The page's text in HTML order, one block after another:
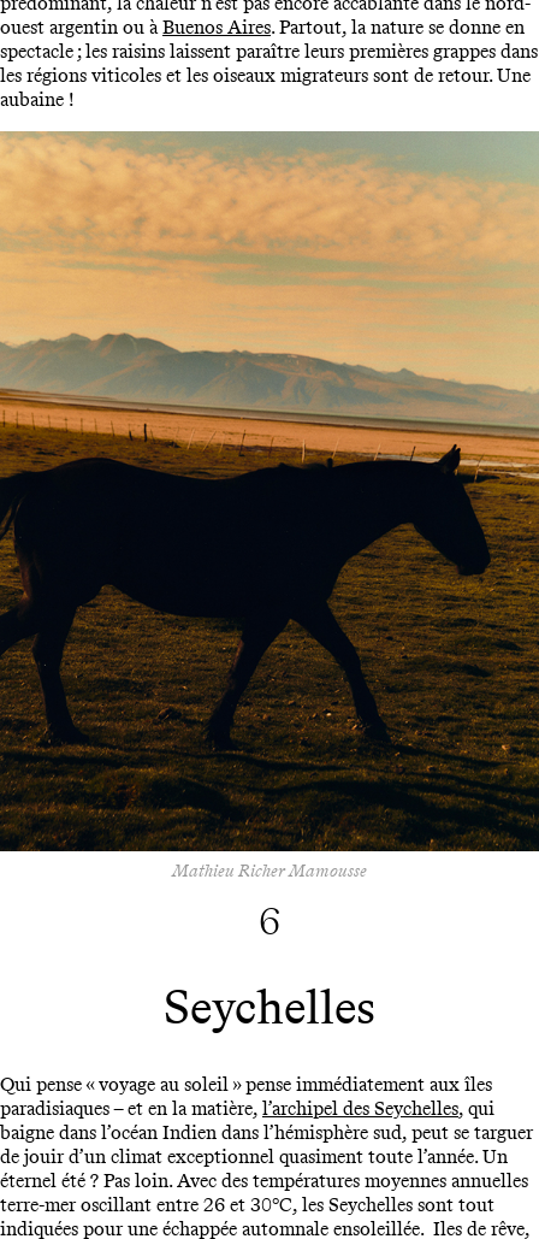
ouest argentin ou àBuenos Aires. Partout, la nature se donne en
spectacle ; les raisins laissent paraître leurs premières grappes dans
les régions viticoles et les oiseaux migrateurs sont de retour. Une
aubaine !
Mathieu Richer Mamousse
6
Seychelles
Qui pense « voyage au soleil » pense immédiatement aux îles
paradisiaques – et en la matière, l’archipel des Seychelles, qui
baigne dans l’océan Indien dans l’hémisphère sud, peut se targuer
de jouir d’un climat exceptionnel quasiment toute l’année. Un
éternel été ? Pas loin. Avec des températures moyennes annuelles
terre-mer oscillant entre 26 et 30°C, les Seychelles sont tout
indiquées pour une échappée automnale ensoleillée. Iles de rêve,